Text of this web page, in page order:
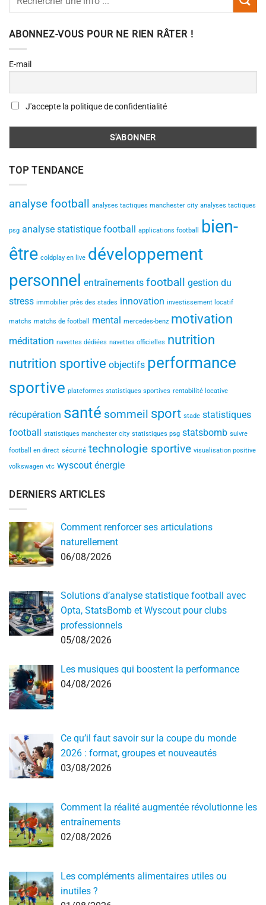
ABONNEZ-VOUS POUR NE RIEN RÂTER !
E-mail
J'accepte la politique de confidentialité
TOP TENDANCE
analyse football analyses tactiques manchester city analyses tactiques
psg analyse statistique football applications football
bien-
être coldplay en live développement
personnel
entraînements football gestion du
stress immobilier près des stades innovation investissement locatif
matchs matchs de football mental mercedes-benz motivation
méditation navettes dédiées navettes officielles nutrition
nutrition sportive objectifs performance
sportive plateformes statistiques sportives rentabilité locative
récupération santé sommeil sport stade statistiques
football statistiques manchester city statistiques psg statsbomb suivre
football en direct sécurité technologie sportive visualisation positive
volkswagen vtc wyscout énergie
DERNIERS ARTICLES
Comment renforcer ses articulations
naturellement
06/08/2026
Solutions d’analyse statistique football avec
Opta, StatsBomb et Wyscout pour clubs
professionnels
05/08/2026
Les musiques qui boostent la performance
04/08/2026
Ce qu’il faut savoir sur la coupe du monde
2026 : format, groupes et nouveautés
03/08/2026
Comment la réalité augmentée révolutionne les
entraînements
02/08/2026
Les compléments alimentaires utiles ou
inutiles ?